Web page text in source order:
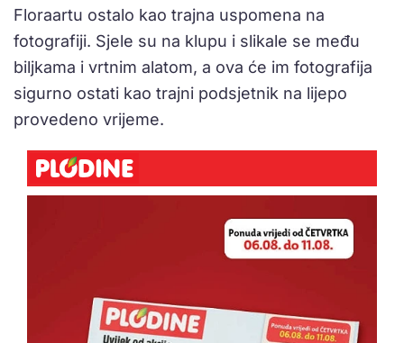
Floraartu ostalo kao trajna uspomena na
fotografiji. Sjele su na klupu i slikale se među
biljkama i vrtnim alatom, a ova će im fotografija
sigurno ostati kao trajni podsjetnik na lijepo
provedeno vrijeme.